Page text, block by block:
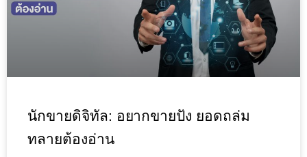
นักขายดิจิทัล: อยากขายปัง ยอดถล่ม
ทลายต้องอ่าน